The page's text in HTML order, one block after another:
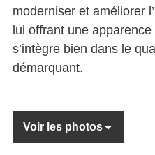
moderniser et améliorer
lui offrant une
s’intègre bien dans le
démarquant.
Voir les photos